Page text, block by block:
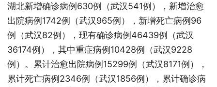
湖北新增确诊病例630例（武汉541例），新增治愈
出院病例1742例（武汉965例），新增死亡病例96
例（武汉82例），现有确诊病例46439例（武汉
36174例），其中重症病例10428例（武汉9228
例）。累计治愈出院病例15299例（武汉8171例），
累计死亡病例2346例（武汉1856例），累计确诊病